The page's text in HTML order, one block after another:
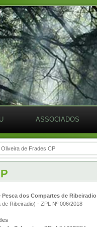
ASSOCIADOS
Oliveira de Frades CP
dos Compartes de Ribeiradio
de Ribeiradio) - ZPL Nº 006/2018